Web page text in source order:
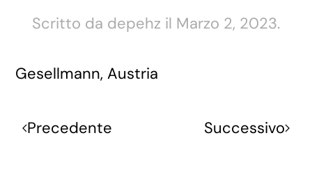
Scritto da depehz il Marzo 2, 2023.
Gesellmann, Austria
Precedente Successivo